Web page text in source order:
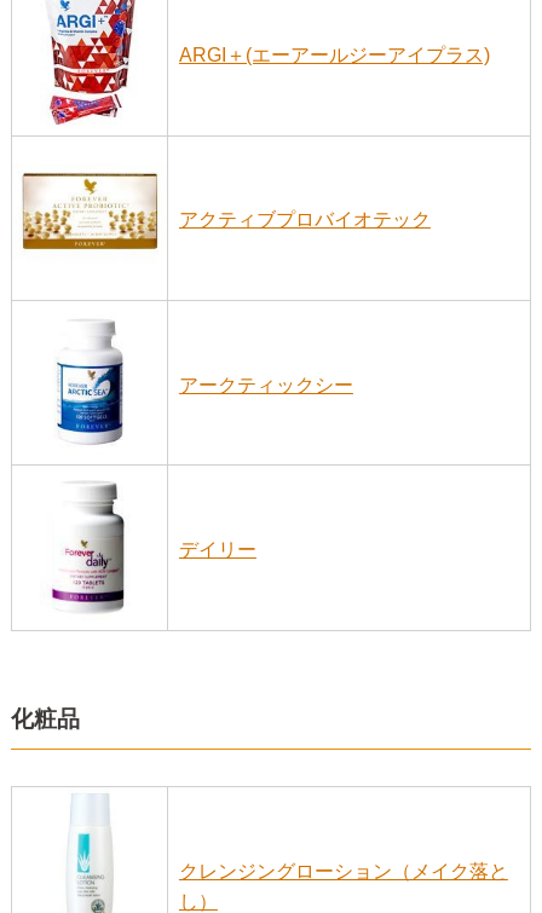
ARGI＋(エーアールジーアイプラス)
アクティブプロバイオテック
アークティックシー
デイリー
化粧品
クレンジングローション（メイク落と
し）